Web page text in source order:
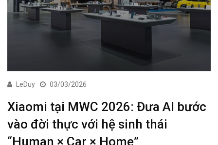
LeDuy 03/03/2026
Xiaomi tại MWC 2026: Đưa AI bước
vào đời thực với hệ sinh thái
“Human × Car × Home”